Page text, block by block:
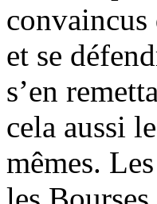
convaincus
et se
s’en
cela aussi
mêmes.